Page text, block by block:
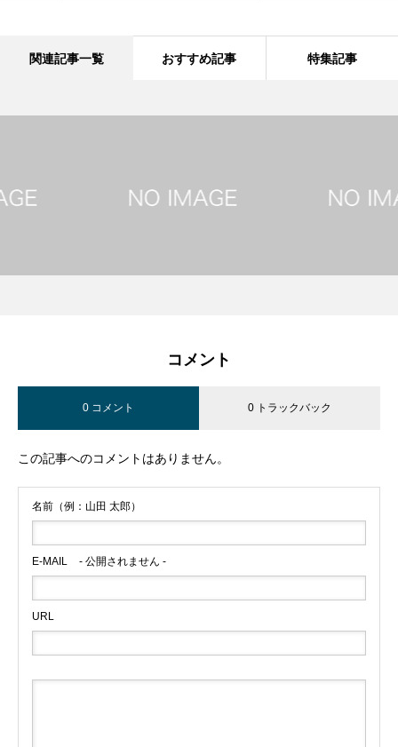
関連記事一覧 おすすめ記事 特集記事
コメント
0 コメント 0 トラックバック
この記事へのコメントはありません。
名前（例：山田 太郎）
E-MAIL - 公開されません -
URL